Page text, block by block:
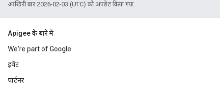
आखिरी बार 2026-02-03 (UTC) को अपडेट किया गया.
Apigee के बारे में
We're part of Google
इवेंट
पार्टनर